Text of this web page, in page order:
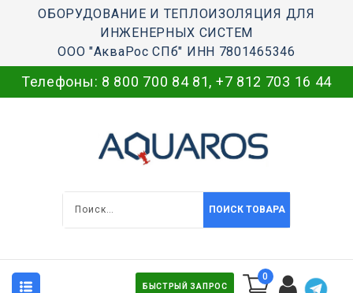
ОБОРУДОВАНИЕ И ТЕПЛОИЗОЛЯЦИЯ ДЛЯ
ИНЖЕНЕРНЫХ СИСТЕМ
ООО "АкваРос СПб" ИНН 7801465346
Телефоны: 8 800 700 84 81, +7 812 703 16 44
ПОИСК ТОВАРА
БЫСТРЫЙ ЗАПРОС
0